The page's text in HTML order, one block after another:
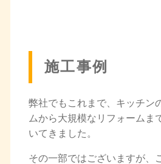
施工事例
弊社でもこれまで、キッチン
ムから大規模なリフォームま
いてきました。
その一部ではございますが、